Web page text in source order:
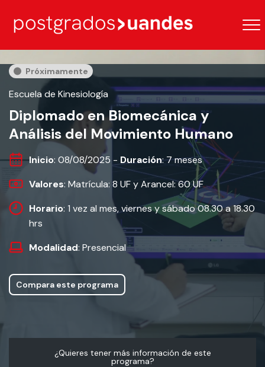
Próximamente
Escuela de Kinesiología
Diplomado en Biomecánica y
Análisis del Movimiento Humano
Inicio: 08/08/2025 - Duración: 7 meses
Valores: Matrícula: 8 UF y Arancel: 60 UF
Horario: 1 vez al mes, viernes y sábado 08.30 a 18.30
hrs
Modalidad: Presencial
Compara este programa
¿Quieres tener más información de este
programa?